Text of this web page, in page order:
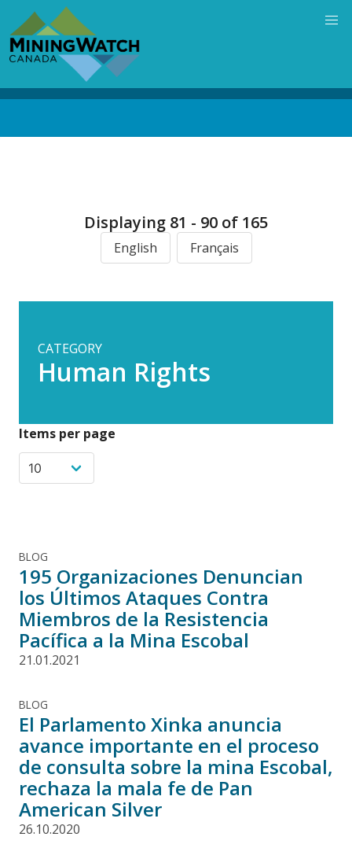
main
content
Displaying 81 - 90 of 165
English Français
CATEGORY
Human Rights
Items per page
BLOG
195 Organizaciones Denuncian
los Últimos Ataques Contra
Miembros de la Resistencia
Pacífica a la Mina Escobal
21.01.2021
BLOG
El Parlamento Xinka anuncia
avance importante en el proceso
de consulta sobre la mina Escobal,
rechaza la mala fe de Pan
American Silver
26.10.2020